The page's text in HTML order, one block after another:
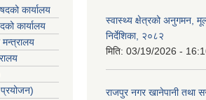
कार्यालय
कार्यालय
प्रयोजन)
स्वास्थ्य क्षेत्रको अनुगमन,
निर्देशिका, २०८२
मिति: 03/19/2026 -
राजपुर नगर खानेपानी तथा